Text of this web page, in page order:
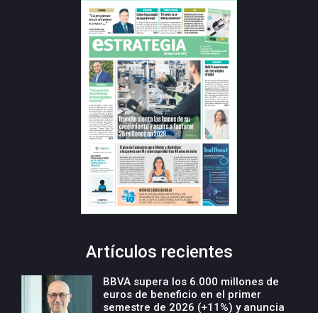
Artículos recientes
BBVA supera los 6.000 millones de
euros de beneficio en el primer
semestre de 2026 (+11%) y anuncia